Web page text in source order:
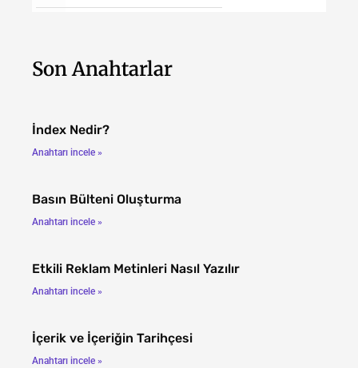
Son Anahtarlar
İndex Nedir?
Anahtarı incele »
Basın Bülteni Oluşturma
Anahtarı incele »
Etkili Reklam Metinleri Nasıl Yazılır
Anahtarı incele »
İçerik ve İçeriğin Tarihçesi
Anahtarı incele »